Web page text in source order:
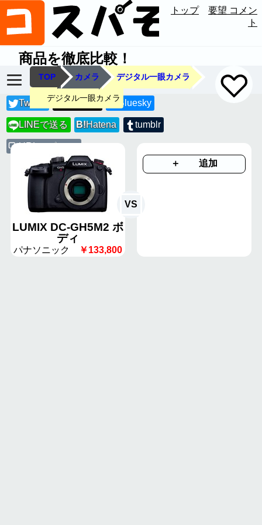
トップ
要望 コメン
ト
商品を徹底比較！
TOP カメラ デジタル一眼カメラ
デジタル一眼カメラ
Twitter Threads Bluesky
LINE LINEで送る B!Hatena tumblr
URLコピー
LUMIX DC-GH5M2 ボ
ディ
パナソニック ￥133,800
VS
＋ 追加